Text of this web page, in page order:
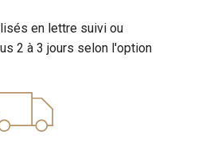
en lettre suivi ou
2 à 3 jours selon l'option